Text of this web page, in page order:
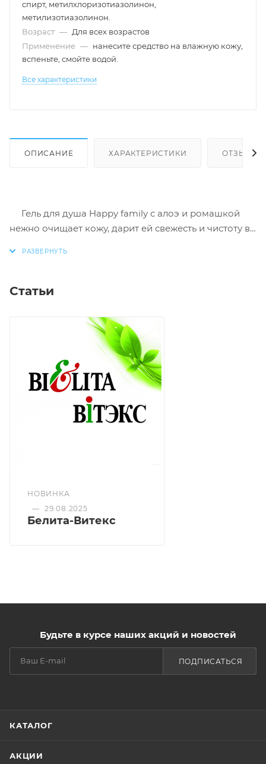
спирт, метилхлоризотиазолинон,
метилизотиазолинон.
Возраст — Для всех возрастов
Применение — нанесите средство на влажную кожу,
вспеньте, смойте водой.
Все характеристики
ОПИСАНИЕ ХАРАКТЕРИСТИКИ ОТЗЫВЫ
Гель для душа Happy family с алоэ и ромашкой
нежно очищает кожу, дарит ей свежесть и чистоту во
семьи.
Активные компоненты:
Алоэ вера насыщает кожу протеинами,
микроэлементами и минеральными солями,
Статьи
НОВИНКА
— 29.08.2025
Белита-Витекс
Будьте в курсе наших акций и новостей
ПОДПИСАТЬСЯ
КАТАЛОГ
АКЦИИ